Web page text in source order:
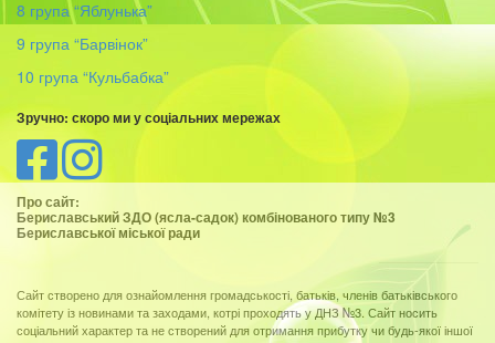
8 група “Яблунька”
9 група “Барвінок”
10 група “Кульбабка”
Зручно: скоро ми у соціальних мережах
Про сайт:
Бериславський ЗДО (ясла-садок) комбінованого типу №3
Бериславської міської ради
Сайт створено для ознайомлення громадськості, батьків, членів батьківського
комітету із новинами та заходами, котрі проходять у ДНЗ №3. Сайт носить
соціальний характер та не створений для отримання прибутку чи будь-якої іншої